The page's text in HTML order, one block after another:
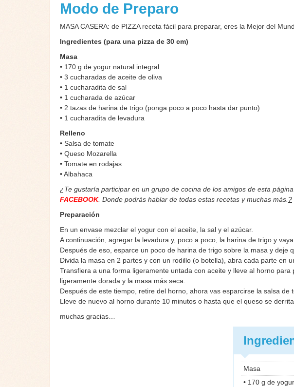
Modo de Preparo
MASA CASERA: de PIZZA receta fácil para preparar, eres la Mejor del
Ingredientes (para una pizza de 30 cm)
Masa
• 170 g de yogur natural integral
• 3 cucharadas de aceite de oliva
• 1 cucharadita de sal
• 1 cucharada de azúcar
• 2 tazas de harina de trigo (ponga poco a poco hasta dar punto)
• 1 cucharadita de levadura
Relleno
• Salsa de tomate
• Queso Mozarella
• Tomate en rodajas
• Albahaca
¿Te gustaría participar en un grupo de cocina de los amigos de esta
FACEBOOK. Donde podrás hablar de todas estas recetas y muchas más. ?
Preparación
En un envase mezclar el yogur con el aceite, la sal y el azúcar.
A continuación, agregar la levadura y, poco a poco, la harina de trigo y
Después de eso, esparce un poco de harina de trigo sobre la masa y deje
Divida la masa en 2 partes y con un rodillo (o botella), abra cada parte en
Transfiera a una forma ligeramente untada con aceite y lleve al horno
ligeramente dorada y la masa más seca.
Después de este tiempo, retire del horno, ahora vas esparcirse la salsa
Lleve de nuevo al horno durante 10 minutos o hasta que el queso se
muchas gracias…
Masa
• 170 g de